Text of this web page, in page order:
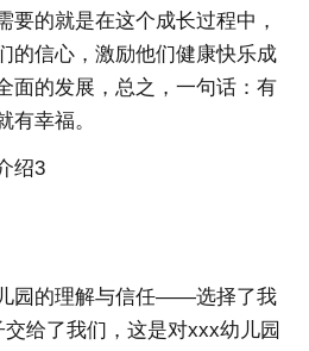
要的就是在这个成长过程中，
的信心，激励他们健康快乐成
面的发展，总之，一句话：有
有幸福。
绍3
园的理解与信任——选择了我
给了我们，这是对xxx幼儿园